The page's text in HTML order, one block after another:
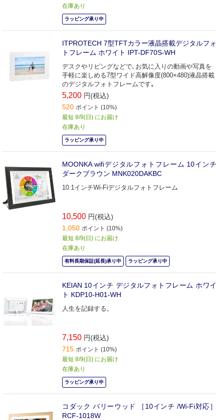
在庫あり
ラッピング承り中
ITPROTECH 7型TFTカラー液晶搭載デジタルフォ
トフレーム ホワイト IPT-DF70S-WH
デスクやリビングなどで､お気に入りの動画や写真を
手軽に楽しめる7型ワイド高解像度(800×480)液晶搭載
のデジタルフォトフレームです｡
5,200 円(税込)
520 ポイント (10%)
最短 8/9(日) にお届け
在庫あり
ラッピング承り中
MOONKA wifiデジタルフォトフレーム 10インチ
ダークブラウン MNK020DAKBC
10.1インチWi-Fiデジタルフォトフレーム
10,500 円(税込)
1,050 ポイント (10%)
最短 8/9(日) にお届け
在庫あり
有料長期保証(延長)承り中 ラッピング承り中
KEIAN 10インチ デジタルフォトフレーム ホワイ
ト KDP10-H01-WH
人生を記録する。
7,150 円(税込)
715 ポイント (10%)
最短 8/9(日) にお届け
在庫あり
ラッピング承り中
コダック バリーウッド ［10インチ /Wi-Fi対応］
RCF-1018W